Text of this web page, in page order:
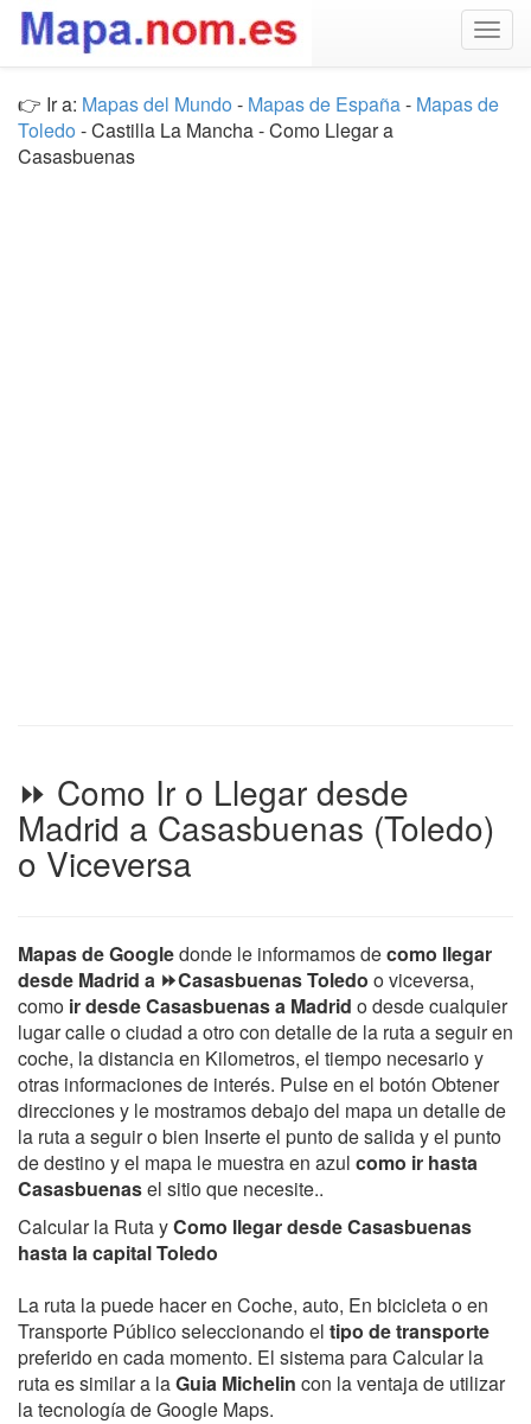
👉 Ir a: Mapas del Mundo - Mapas de España- Mapas de
Toledo - Castilla La Mancha - Como Llegar a
Casasbuenas
⏩ Como Ir o Llegar desde
Madrid a Casasbuenas (Toledo)
o Viceversa
Mapas de Googledonde le informamos decomo llegar
desde Madrid a ⏩Casasbuenas Toledo o viceversa,
como ir desde Casasbuenas a Madrid o desde cualquier
lugar calle o ciudad a otro con detalle de la ruta a seguir en
coche, la distancia en Kilometros, el tiempo necesario y
otras informaciones de interés. Pulse en el botón Obtener
direcciones y le mostramos debajo del mapa un detalle de
la ruta a seguir o bien Inserte el punto de salida y el punto
de destino y el mapa le muestra en azul como ir hasta
Casasbuenasel sitio que necesite..
Calcular la Ruta yComo llegar desde Casasbuenas
hasta la capital Toledo
La ruta la puede hacer en Coche, auto, En bicicleta o en
Transporte Público seleccionando el tipo de transporte
preferido en cada momento. El sistema para Calcular la
ruta es similar a laGuia Michelin con la ventaja de utilizar
la tecnología de Google Maps.